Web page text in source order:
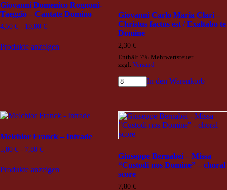
Giovanni Domenico Rognoni-
Taeggio – Cantate Domino
4,50 € - 10,80 €
Produkte anzeigen
Giovanni Carlo Maria Clari –
Christus factus est / Exaltabo te
Domine
2,30 €
Enthält 7% Mehrwertsteuer
zzgl. Versand
In den Warenkorb
Melchior Franck – Intrade
5,80 € - 7,80 €
Produkte anzeigen
Giuseppe Bernabei – Missa
“Custodi nos Domine” – choral
score
7,80 €